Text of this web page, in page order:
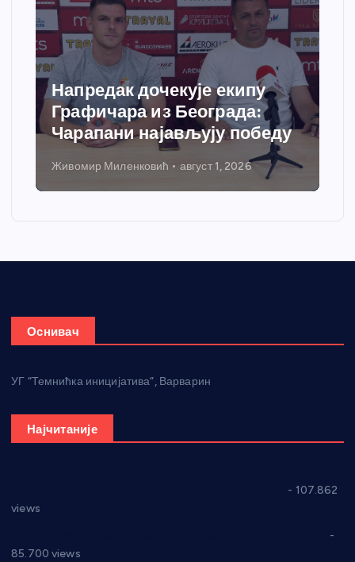
Напредак дочекује екипу
Графичара из Београда:
Чарапани најављују победу
Живомир Миленковић август 1, 2026
Оснивач
УГ “Темнићка иницијатива”, Варварин
Најчитаније
- 107.862
views
-
85.700 views